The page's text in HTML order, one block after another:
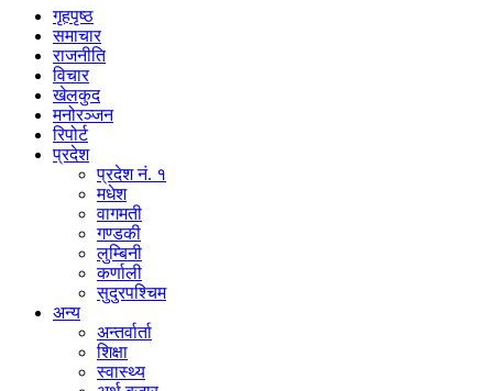
गृहपृष्ठ
समाचार
राजनीति
विचार
खेलकुद
मनोरञ्जन
रिपोर्ट
प्रदेश
प्रदेश नं. १
मधेश
वागमती
गण्डकी
लुम्बिनी
कर्णाली
सुदुरपश्चिम
अन्य
अन्तर्वार्ता
शिक्षा
स्वास्थ्य